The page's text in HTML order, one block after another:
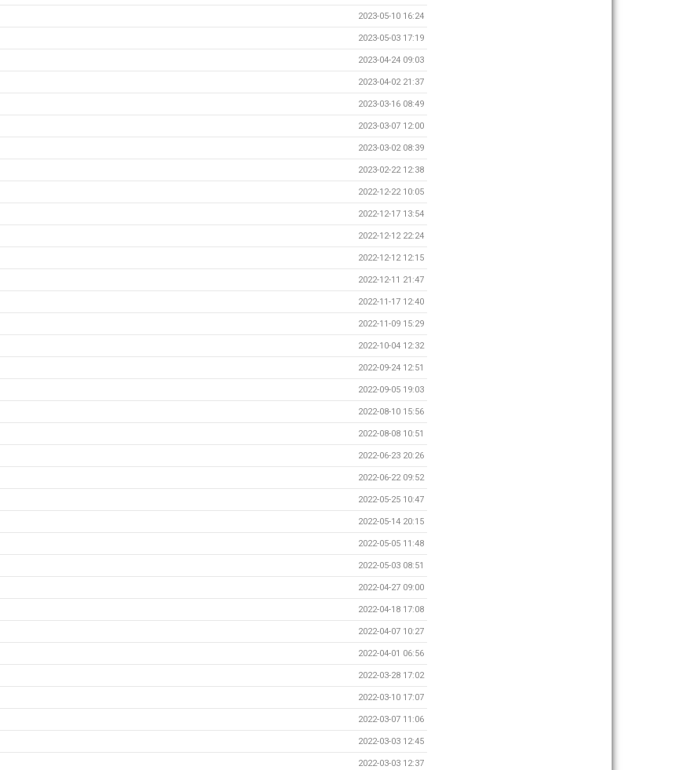
2023-05-10 16:24
2023-05-03 17:19
2023-04-24 09:03
2023-04-02 21:37
2023-03-16 08:49
2023-03-07 12:00
2023-03-02 08:39
2023-02-22 12:38
2022-12-22 10:05
2022-12-17 13:54
2022-12-12 22:24
2022-12-12 12:15
2022-12-11 21:47
2022-11-17 12:40
2022-11-09 15:29
2022-10-04 12:32
2022-09-24 12:51
2022-09-05 19:03
2022-08-10 15:56
2022-08-08 10:51
2022-06-23 20:26
2022-06-22 09:52
2022-05-25 10:47
2022-05-14 20:15
2022-05-05 11:48
2022-05-03 08:51
2022-04-27 09:00
2022-04-18 17:08
2022-04-07 10:27
2022-04-01 06:56
2022-03-28 17:02
2022-03-10 17:07
2022-03-07 11:06
2022-03-03 12:45
2022-03-03 12:37